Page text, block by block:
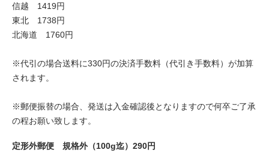
信越 1419円
東北 1738円
北海道 1760円
※代引の場合送料に330円の決済手数料（代引き手数料）が加算
されます。
※郵便振替の場合、発送は入金確認後となりますので何卒ご了承
の程お願い致します。
定形外郵便 規格外（100g迄）290円